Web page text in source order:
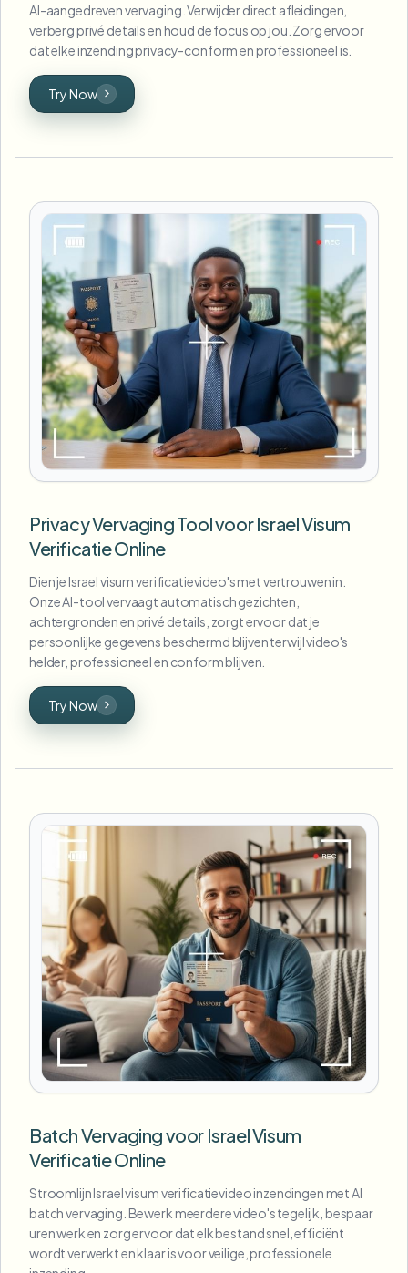
AI-aangedreven vervaging. Verwijder direct afleidingen,
verberg privé details en houd de focus op jou. Zorg ervoor
dat elke inzending privacy-conform en professioneel is.
Try Now
Privacy Vervaging Tool voor Israel Visum
Verificatie Online
Dien je Israel visum verificatievideo's met vertrouwen in.
Onze AI-tool vervaagt automatisch gezichten,
achtergronden en privé details, zorgt ervoor dat je
persoonlijke gegevens beschermd blijven terwijl video's
helder, professioneel en conform blijven.
Try Now
Batch Vervaging voor Israel Visum
Verificatie Online
Stroomlijn Israel visum verificatievideo inzendingen met AI
batch vervaging. Bewerk meerdere video's tegelijk, bespaar
uren werk en zorg ervoor dat elk bestand snel, efficiënt
wordt verwerkt en klaar is voor veilige, professionele